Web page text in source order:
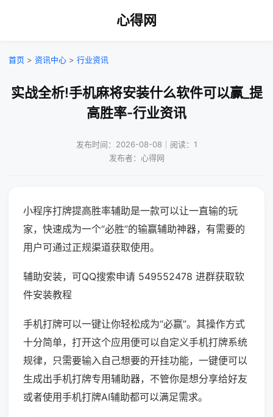
心得网
首页 > 资讯中心 > 行业资讯
实战全析!手机麻将安装什么软件可以赢_提
高胜率-行业资讯
发布时间：2026-08-08｜阅读：1
发布者：心得网
小程序打牌提高胜率辅助是一款可以让一直输的玩
家，快速成为一个“必胜”的输赢辅助神器，有需要的
用户可通过正规渠道获取使用。
辅助安装，可QQ搜索申请 549552478 进群获取软
件安装教程
手机打牌可以一键让你轻松成为“必赢”。其操作方式
十分简单，打开这个应用便可以自定义手机打牌系统
规律，只需要输入自己想要的开挂功能，一键便可以
生成出手机打牌专用辅助器，不管你是想分享给好友
或者使用手机打牌AI辅助都可以满足需求。